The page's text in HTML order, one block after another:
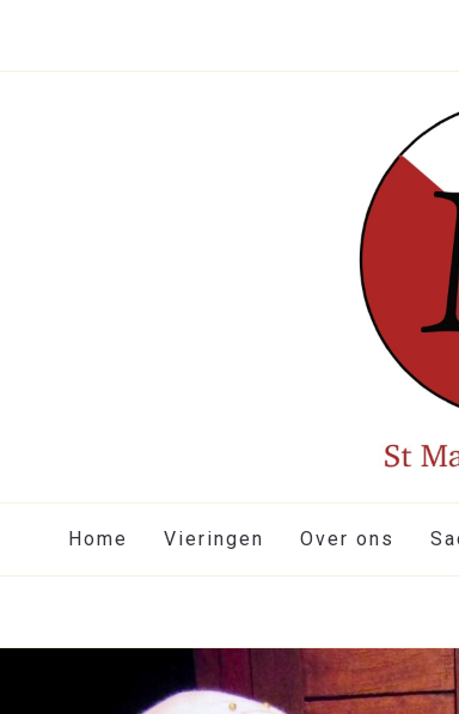
Home Vieringen Over ons